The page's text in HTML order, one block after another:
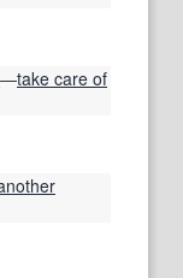
―take care of